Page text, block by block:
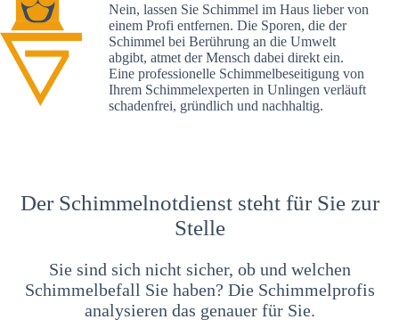
Nein, lassen Sie Schimmel im Haus lieber von
einem Profi entfernen. Die Sporen, die der
Schimmel bei Berührung an die Umwelt
abgibt, atmet der Mensch dabei direkt ein.
Eine professionelle Schimmelbeseitigung von
Ihrem Schimmelexperten in Unlingen verläuft
schadenfrei, gründlich und nachhaltig.
Der Schimmelnotdienst steht für Sie zur
Stelle
Sie sind sich nicht sicher, ob und welchen
Schimmelbefall Sie haben? Die Schimmelprofis
analysieren das genauer für Sie.